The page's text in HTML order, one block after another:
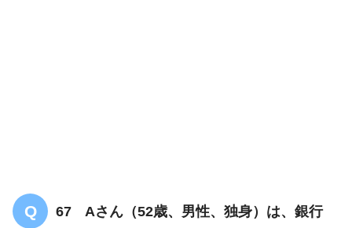
67 Aさん（52歳、男性、独身）は、銀行